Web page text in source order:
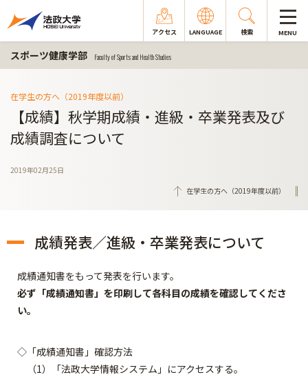
アクセス LANGUAGE 検索 MENU
スポーツ健康学部 Faculty of Sports and Health Studies
在学生の方へ（2019年度以前）
【成績】秋学期成績・進級・卒業発表及び
成績調査について
2019年02月25日
在学生の方へ（2019年度以前）
成績発表／進級・卒業発表について
成績通知書をもって発表を行います。
必ず「成績通知書」を印刷して各科目の成績を確認してくださ
い。
◇「成績通知書」確認方法
（1）「法政大学情報システム」にアクセスする。